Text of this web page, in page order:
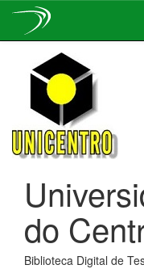
navigation
do
Biblioteca Digital de